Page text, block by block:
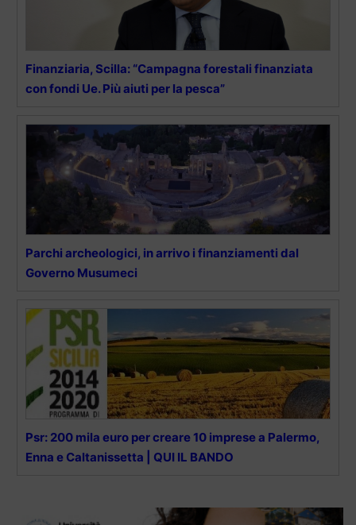
Finanziaria, Scilla: “Campagna forestali finanziata
con fondi Ue. Più aiuti per la pesca”
Parchi archeologici, in arrivo i finanziamenti dal
Governo Musumeci
Psr: 200 mila euro per creare 10 imprese a Palermo,
Enna e Caltanissetta | QUI IL BANDO